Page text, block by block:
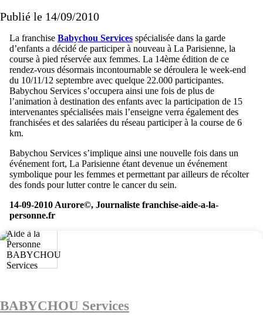
Publié le 14/09/2010
La franchise Babychou Services spécialisée dans la garde
d’enfants a décidé de participer à nouveau à La Parisienne, la
course à pied réservée aux femmes. La 14ème édition de ce
rendez-vous désormais incontournable se déroulera le week-end
du 10/11/12 septembre avec quelque 22.000 participantes.
Babychou Services s’occupera ainsi une fois de plus de
l’animation à destination des enfants avec la participation de 15
intervenantes spécialisées mais l’enseigne verra également des
franchisées et des salariées du réseau participer à la course de 6
km.
Babychou Services s’implique ainsi une nouvelle fois dans un
événement fort, La Parisienne étant devenue un événement
symbolique pour les femmes et permettant par ailleurs de récolter
des fonds pour lutter contre le cancer du sein.
14-09-2010 Aurore©, Journaliste franchise-aide-a-la-
personne.fr
BABYCHOU Services